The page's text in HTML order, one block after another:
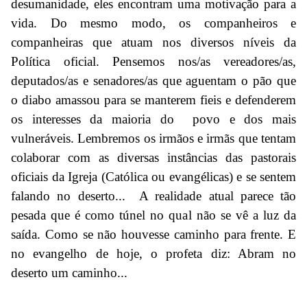
desumanidade, eles encontram uma motivação para a
vida. Do mesmo modo, os companheiros e
companheiras que atuam nos diversos níveis da
Política oficial. Pensemos nos/as vereadores/as,
deputados/as e senadores/as que aguentam o pão que
o diabo amassou para se manterem fieis e defenderem
os interesses da maioria do povo e dos mais
vulneráveis. Lembremos os irmãos e irmãs que tentam
colaborar com as diversas instâncias das pastorais
oficiais da Igreja (Católica ou evangélicas) e se sentem
falando no deserto... A realidade atual parece tão
pesada que é como túnel no qual não se vê a luz da
saída. Como se não houvesse caminho para frente. E
no evangelho de hoje, o profeta diz: Abram no
deserto um caminho...